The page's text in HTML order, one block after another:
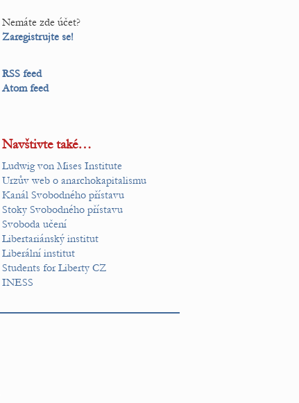
Nemáte zde účet?
Zaregistrujte se!
RSS feed
Atom feed
Navštivte také…
Ludwig von Mises Institute
Urzův web o anarchokapitalismu
Kanál Svobodného přístavu
Stoky Svobodného přístavu
Svoboda učení
Libertariánský institut
Liberální institut
Students for Liberty CZ
INESS